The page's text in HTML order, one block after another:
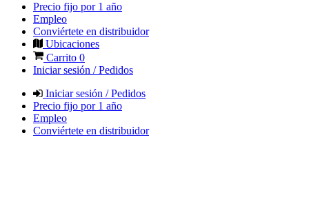
Precio fijo por 1 año
Empleo
Conviértete en distribuidor
Ubicaciones
Carrito 0
Iniciar sesión / Pedidos
Iniciar sesión / Pedidos
Precio fijo por 1 año
Empleo
Conviértete en distribuidor